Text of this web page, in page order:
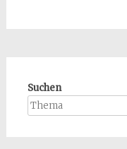
Suchen